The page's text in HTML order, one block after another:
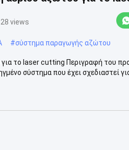
28 views
#σύστημα παραγωγής αζώτου
το laser cutting Περιγραφή του
σύστημα που έχει σχεδιαστεί για